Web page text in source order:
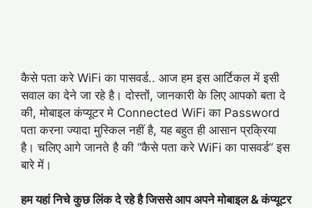
कैसे पता करे WiFi का पासवर्ड.. आज हम इस आर्टिकल में इसी
सवाल का देने जा रहे है। दोस्तों, जानकारी के लिए आपको बता दे
की, मोबाइल कंप्यूटर मे Connected WiFi का Password
पता करना ज्यादा मुस्किल नहीं है, यह बहुत ही आसान प्रक्रिया
है। चलिए आगे जानते है की “कैसे पता करे WiFi का पासवर्ड” इस
बारे में।
हम यहां निचे कुछ लिंक दे रहे है जिससे आप अपने मोबाइल & कंप्यूटर